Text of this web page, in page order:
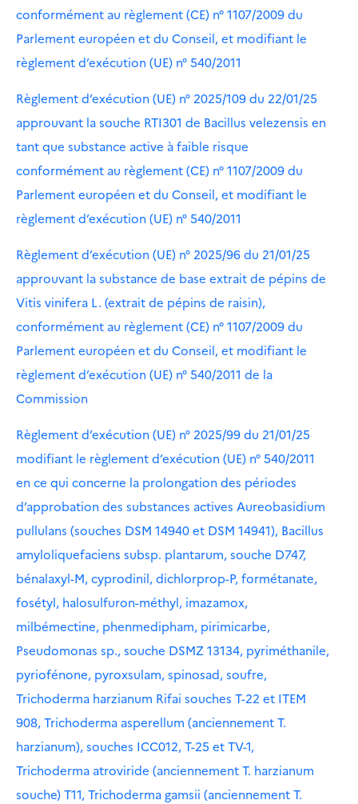
conformément au règlement (CE) n° 1107/2009 du
Parlement européen et du Conseil, et modifiant le
règlement d’exécution (UE) n° 540/2011
Règlement d’exécution (UE) n° 2025/109 du 22/01/25
approuvant la souche RTI301 de Bacillus velezensis en
tant que substance active à faible risque
conformément au règlement (CE) n° 1107/2009 du
Parlement européen et du Conseil, et modifiant le
règlement d’exécution (UE) n° 540/2011
Règlement d’exécution (UE) n° 2025/96 du 21/01/25
approuvant la substance de base extrait de pépins de
Vitis vinifera L. (extrait de pépins de raisin),
conformément au règlement (CE) n° 1107/2009 du
Parlement européen et du Conseil, et modifiant le
règlement d’exécution (UE) n° 540/2011 de la
Commission
Règlement d’exécution (UE) n° 2025/99 du 21/01/25
modifiant le règlement d’exécution (UE) n° 540/2011
en ce qui concerne la prolongation des périodes
d’approbation des substances actives Aureobasidium
pullulans (souches DSM 14940 et DSM 14941), Bacillus
amyloliquefaciens subsp. plantarum, souche D747,
bénalaxyl-M, cyprodinil, dichlorprop-P, formétanate,
fosétyl, halosulfuron-méthyl, imazamox,
milbémectine, phenmedipham, pirimicarbe,
Pseudomonas sp., souche DSMZ 13134, pyriméthanile,
pyriofénone, pyroxsulam, spinosad, soufre,
Trichoderma harzianum Rifai souches T-22 et ITEM
908, Trichoderma asperellum (anciennement T.
harzianum), souches ICC012, T-25 et TV-1,
Trichoderma atroviride (anciennement T. harzianum
souche) T11, Trichoderma gamsii (anciennement T.